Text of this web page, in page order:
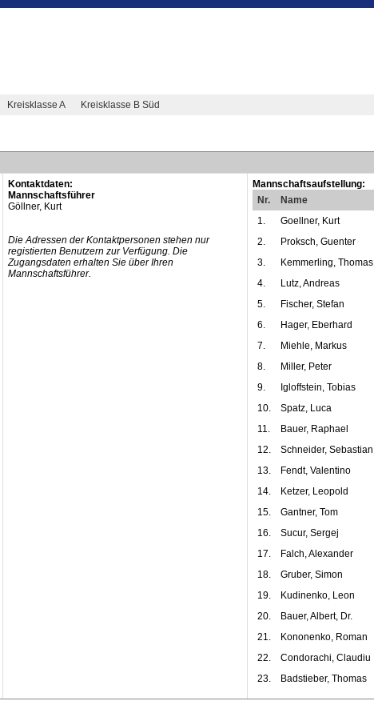
Kreisklasse A Kreisklasse B Süd
Kontaktdaten:
Mannschaftsführer
Göllner, Kurt
Die Adressen der Kontaktpersonen stehen nur
registierten Benutzern zur Verfügung. Die
Zugangsdaten erhalten Sie über Ihren
Mannschaftsführer.
Mannschaftsaufstellung:
Nr.
Name
1.
Goellner, Kurt
2.
Proksch, Guenter
3.
Kemmerling, Thomas
4.
Lutz, Andreas
5.
Fischer, Stefan
6.
Hager, Eberhard
7.
Miehle, Markus
8.
Miller, Peter
9.
Igloffstein, Tobias
10.
Spatz, Luca
11.
Bauer, Raphael
12.
Schneider, Sebastian
13.
Fendt, Valentino
14.
Ketzer, Leopold
15.
Gantner, Tom
16.
Sucur, Sergej
17.
Falch, Alexander
18.
Gruber, Simon
19.
Kudinenko, Leon
20.
Bauer, Albert, Dr.
21.
Kononenko, Roman
22.
Condorachi, Claudiu
23.
Badstieber, Thomas